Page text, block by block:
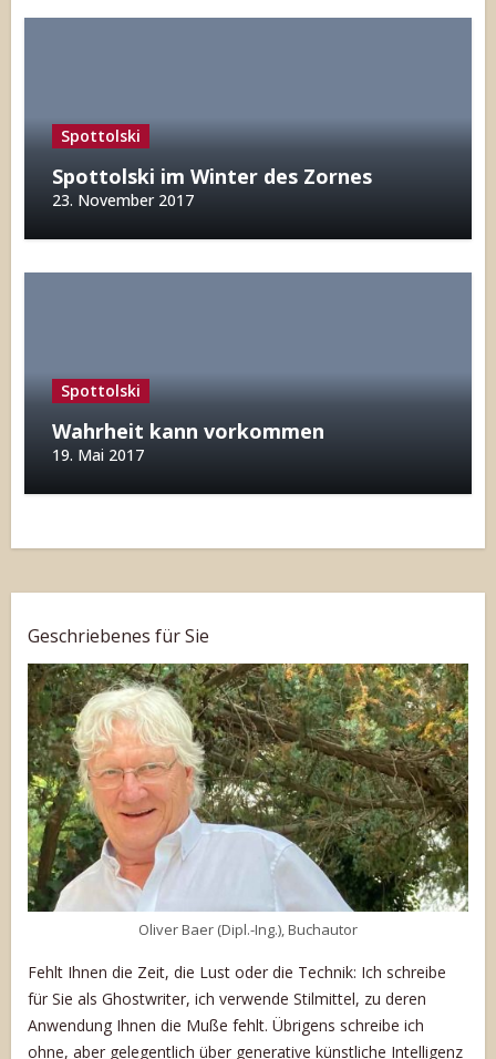
Spottolski
Spottolski im Winter des Zornes
23. November 2017
Spottolski
Wahrheit kann vorkommen
19. Mai 2017
Geschriebenes für Sie
Oliver Baer (Dipl.-Ing.), Buchautor
Fehlt Ihnen die Zeit, die Lust oder die Technik: Ich schreibe
für Sie als Ghostwriter, ich verwende Stilmittel, zu deren
Anwendung Ihnen die Muße fehlt. Übrigens schreibe ich
ohne, aber gelegentlich über generative künstliche Intelligenz